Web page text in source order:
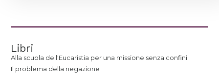
Libri
Alla scuola dell'Eucaristia per una missione senza confini
Il problema della negazione